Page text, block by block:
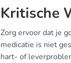
Kritische
Zorg ervoor dat je
medicatie is niet
hart- of